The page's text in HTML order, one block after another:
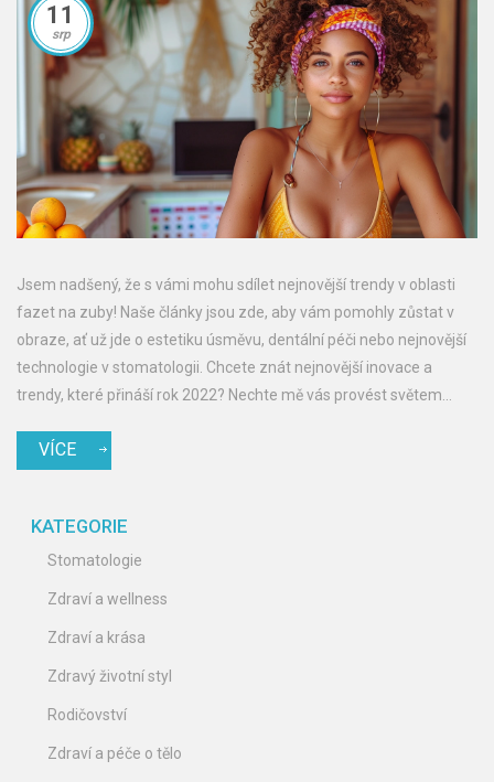
11
srp
Jsem nadšený, že s vámi mohu sdílet nejnovější trendy v oblasti
fazet na zuby! Naše články jsou zde, aby vám pomohly zůstat v
obraze, ať už jde o estetiku úsměvu, dentální péči nebo nejnovější
technologie v stomatologii. Chcete znát nejnovější inovace a
trendy, které přináší rok 2022? Nechte mě vás provést světem
změnit váš úsměv k lepšímu!
VÍCE
KATEGORIE
Stomatologie
Zdraví a wellness
Zdraví a krása
Zdravý životní styl
Rodičovství
Zdraví a péče o tělo